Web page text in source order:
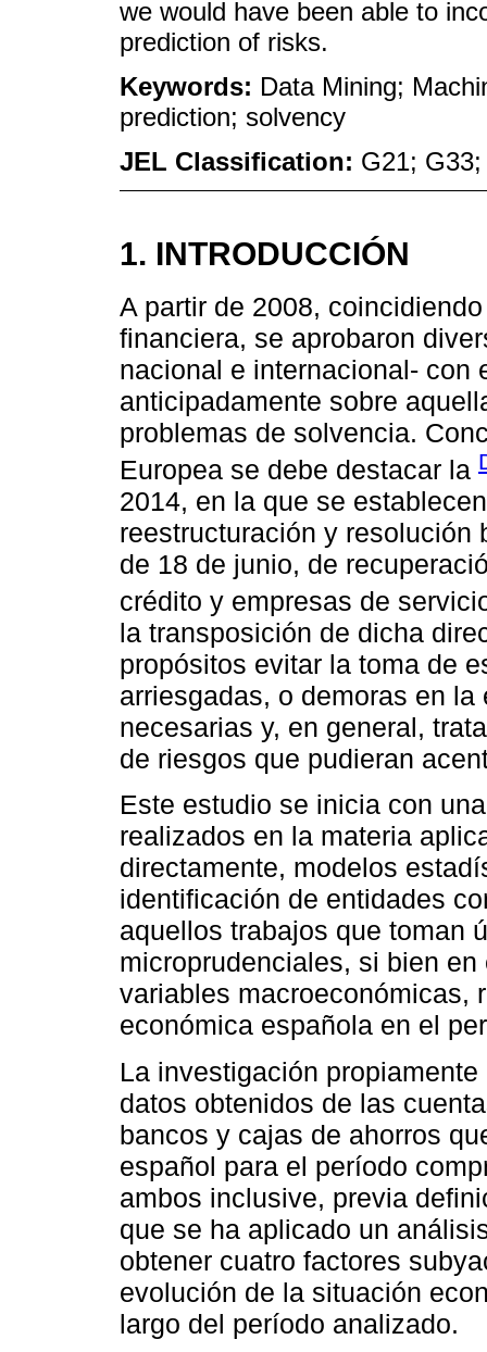
we would have been able to
prediction of risks.
Keywords: Data Mining;
prediction; solvency
JEL Classification: G21;
1. INTRODUCCIÓN
A partir de 2008,
financiera, se aprobaron
nacional e internacional- con
anticipadamente sobre
problemas de solvencia.
Europea se debe destacar la
2014, en la que se
reestructuración y resolución
de 18 de junio, de
crédito y empresas de
la transposición de dicha
propósitos evitar la toma de
arriesgadas, o demoras en
necesarias y, en general,
de riesgos que pudieran
Este estudio se inicia con
realizados en la materia
directamente, modelos
identificación de entidades
aquellos trabajos que toman
microprudenciales, si bien
variables macroeconómicas,
económica española en el
La investigación
datos obtenidos de las
bancos y cajas de ahorros
español para el período
ambos inclusive, previa
que se ha aplicado un
obtener cuatro factores
evolución de la situación
largo del período analizado.